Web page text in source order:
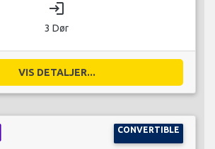
login
3 Dør
VIS DETALJER...
CONVERTIBLE